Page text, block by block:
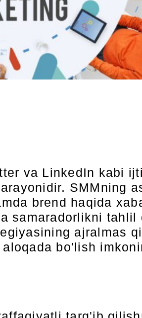
va LinkedIn kabi
SMMning
brend haqida
samaradorlikni tahlil
ajralmas
bo'lish